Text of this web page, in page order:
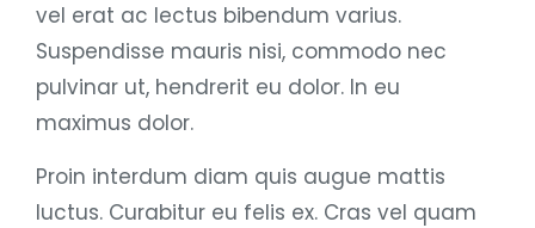
vel erat ac lectus bibendum varius.
Suspendisse mauris nisi, commodo nec
pulvinar ut, hendrerit eu dolor. In eu
maximus dolor.
Proin interdum diam quis augue mattis
luctus. Curabitur eu felis ex. Cras vel quam